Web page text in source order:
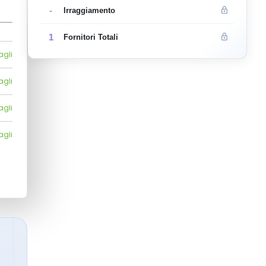
- Irraggiamento
1 Fornitori Totali